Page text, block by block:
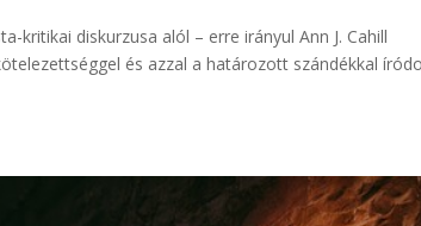
kritikai diskurzusa alól – erre irányul Ann J. Cahill
és azzal a határozott szándékkal